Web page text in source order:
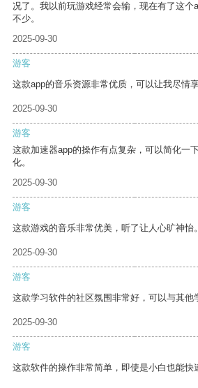
况了。我以前玩游戏经常会输，现在有了这个
不少。
2025-09-30
游客
这款app的音乐资源非常优质，可以让我尽情
2025-09-30
游客
这款加速器app的操作有点复杂，可以简化一
化。
2025-09-30
游客
这款游戏的音乐非常优美，听了让人心旷神怡。
2025-09-30
游客
这款学习软件的社区氛围非常好，可以与其他
2025-09-30
游客
这款软件的操作非常简单，即使是小白也能快